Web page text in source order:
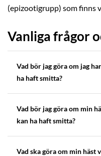
(epizootigrupp) som finns
Vanliga frågor
Vad bör jag göra om jag
ha haft smitta?
Vad bör jag göra om min
kan ha haft smitta?
Vad ska göra om min häst